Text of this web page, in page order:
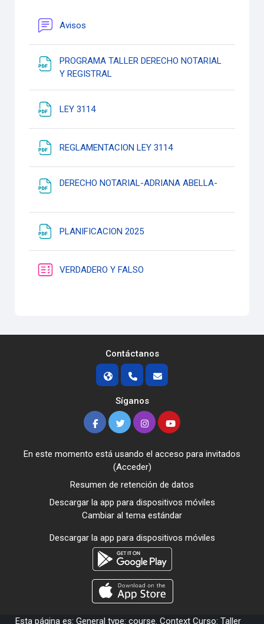
Avisos
PROGRAMA TALLER DERECHO NOTARIAL
Y REGISTRAL
LEY 3114
REGLAMENTACION LEY 3114
DERECHO NOTARIAL-ADRIANA ABELLA-
PLANIFICACION 2025
VERDADERO Y FALSO
Contáctanos
Síganos
En este momento está usando el acceso para invitados
(Acceder)
Resumen de retención de datos
Descargar la app para dispositivos móviles
Cambiar al tema estándar
Descargar la app para dispositivos móviles
Esta página es: General type: course. Context Curso: Taller